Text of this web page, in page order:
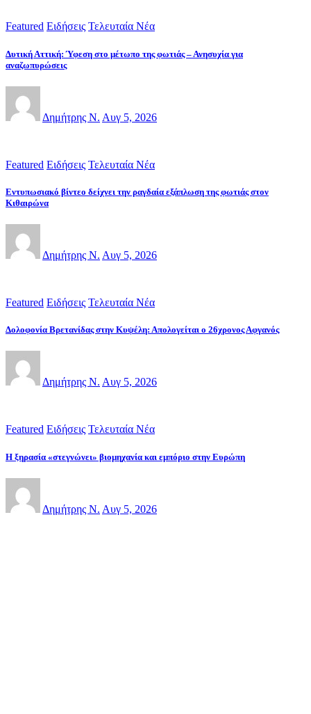
Featured Ειδήσεις Τελευταία Νέα
Δυτική Αττική: Ύφεση στο μέτωπο της φωτιάς – Ανησυχία για
αναζωπυρώσεις
Δημήτρης Ν. Αυγ 5, 2026
Featured Ειδήσεις Τελευταία Νέα
Εντυπωσιακό βίντεο δείχνει την ραγδαία εξάπλωση της φωτιάς στον
Κιθαιρώνα
Δημήτρης Ν. Αυγ 5, 2026
Featured Ειδήσεις Τελευταία Νέα
Δολοφονία Βρετανίδας στην Κυψέλη: Απολογείται ο 26χρονος Αφγανός
Δημήτρης Ν. Αυγ 5, 2026
Featured Ειδήσεις Τελευταία Νέα
Η ξηρασία «στεγνώνει» βιομηχανία και εμπόριο στην Ευρώπη
Δημήτρης Ν. Αυγ 5, 2026